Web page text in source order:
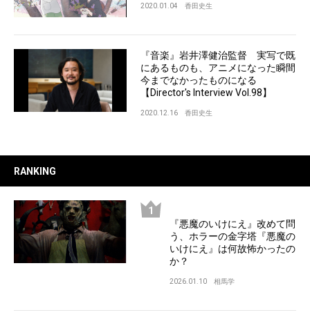
2020.01.04 香田史生
『音楽』岩井澤健治監督 実写で既
にあるものも、アニメになった瞬間
今までなかったものになる
【Director's Interview Vol.98】
2020.12.16 香田史生
RANKING
『悪魔のいけにえ』改めて問
う、ホラーの金字塔『悪魔の
いけにえ』は何故怖かったの
か？
2026.01.10 相馬学